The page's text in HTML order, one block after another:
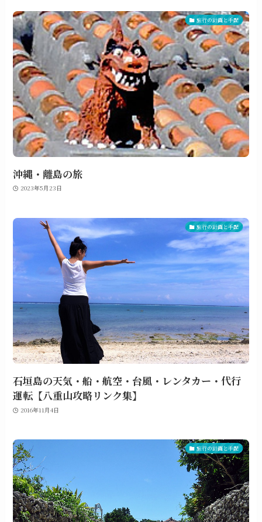
旅行の計画と手配
沖縄・離島の旅
2023年5月23日
旅行の計画と手配
石垣島の天気・船・航空・台風・レンタカー・代行
運転【八重山攻略リンク集】
2016年11月4日
旅行の計画と手配